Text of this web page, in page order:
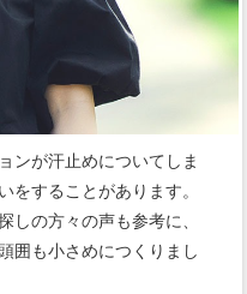
ンが汗止めについてしま
をすることがあります。
しの方々の声も参考に、
囲も小さめにつくりまし